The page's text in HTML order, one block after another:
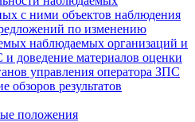
с ними объектов наблюдения
по изменению
наблюдаемых организаций и
доведение материалов оценки
управления оператора ЗПС
обзоров результатов
положения